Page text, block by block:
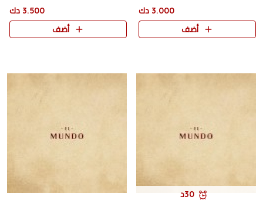
3.000 دك
أضف
3.500 دك
أضف
30د